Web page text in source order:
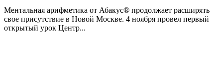
Ментальная арифметика от Абакус® продолжает расширять
свое присутствие в Новой Москве. 4 ноября провел первый
открытый урок Центр...